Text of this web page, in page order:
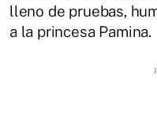
lleno de pruebas,
a la princesa Pamina.